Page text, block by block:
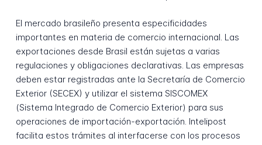
El mercado brasileño presenta especificidades
importantes en materia de comercio internacional. Las
exportaciones desde Brasil están sujetas a varias
regulaciones y obligaciones declarativas. Las empresas
deben estar registradas ante la Secretaría de Comercio
Exterior (SECEX) y utilizar el sistema SISCOMEX
(Sistema Integrado de Comercio Exterior) para sus
operaciones de importación-exportación. Intelipost
facilita estos trámites al interfacerse con los procesos